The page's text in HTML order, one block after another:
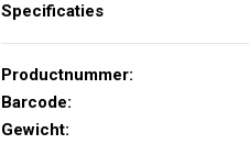
Specificaties
Productnummer:
Barcode:
Gewicht: